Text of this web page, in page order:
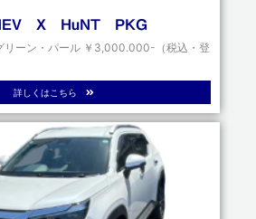
X HuNT PKG
ーン・パール ￥3,000.000-（税込・登
詳しくはこちら